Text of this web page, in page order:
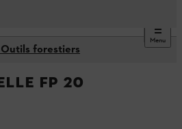
Menu
forestiers
FP 20